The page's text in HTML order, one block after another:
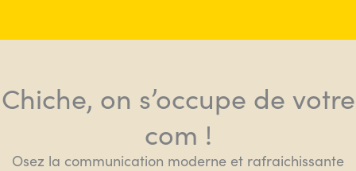
Chiche, on s’occupe de votre
com !
Osez la communication moderne et rafraichissante